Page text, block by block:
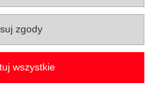
zgody
wszystkie